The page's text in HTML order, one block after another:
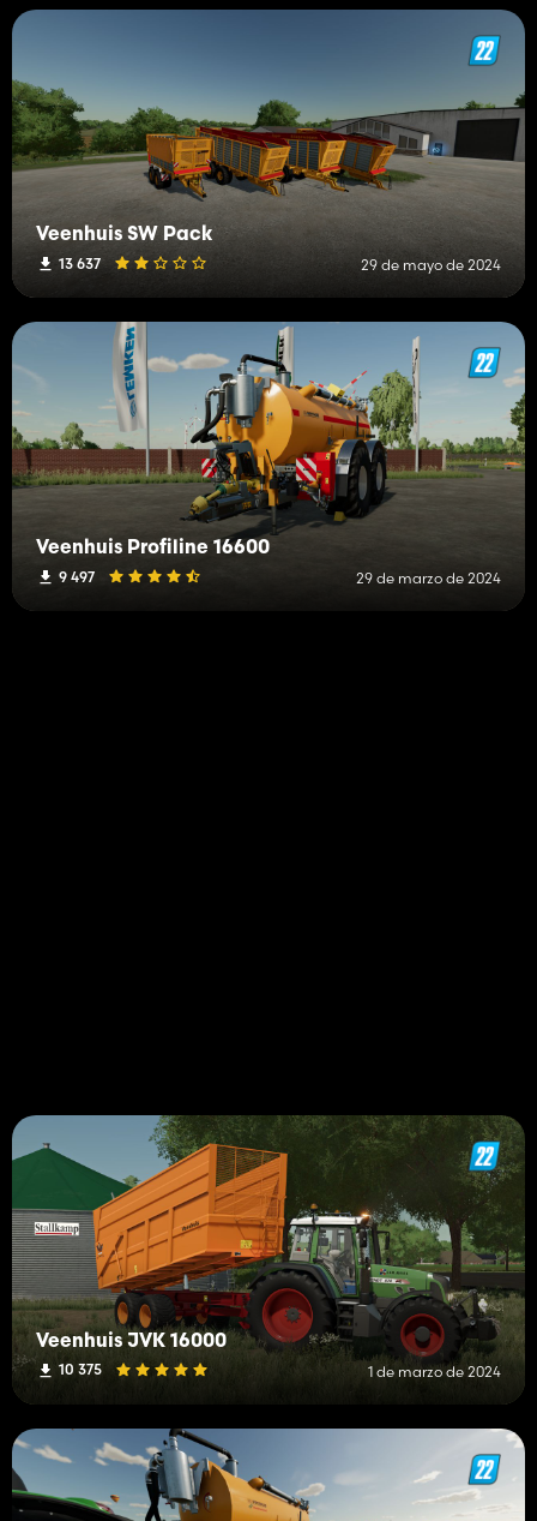
Veenhuis SW Pack
13 637 29 de mayo de 2024
Veenhuis Profiline 16600
9 497 29 de marzo de 2024
Veenhuis JVK 16000
10 375 1 de marzo de 2024